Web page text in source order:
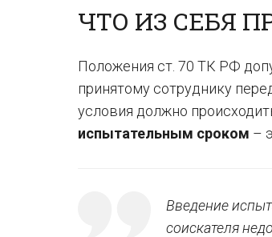
ЧТО ИЗ СЕБЯ
Положения ст. 70 ТК РФ
принятому сотруднику
условия должно
испытательным сроком –
Введение
соискателя